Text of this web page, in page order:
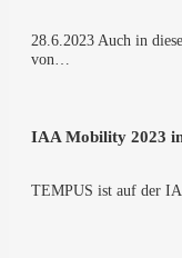
28.6.2023 Auch in
von…
IAA Mobi­li­ty 2023 in
TEMPUS ist auf der